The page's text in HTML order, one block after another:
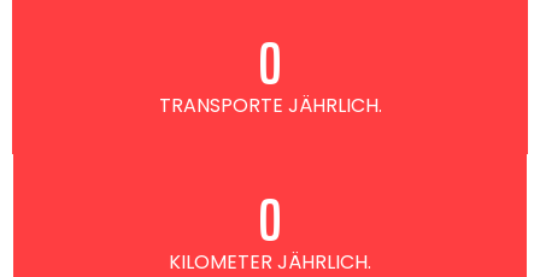
TRANSPORTE JÄHRLICH.
0
KILOMETER JÄHRLICH.
0